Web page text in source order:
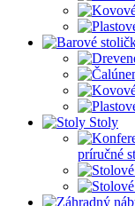
Stoly
príručné